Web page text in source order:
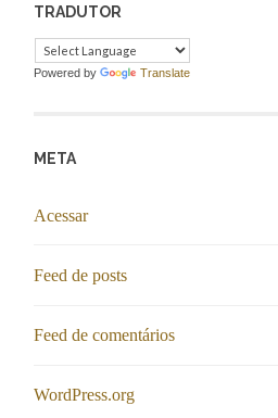
TRADUTOR
Powered by Translate
META
Acessar
Feed de posts
Feed de comentários
WordPress.org